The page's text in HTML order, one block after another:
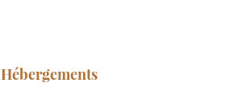
Hébergements